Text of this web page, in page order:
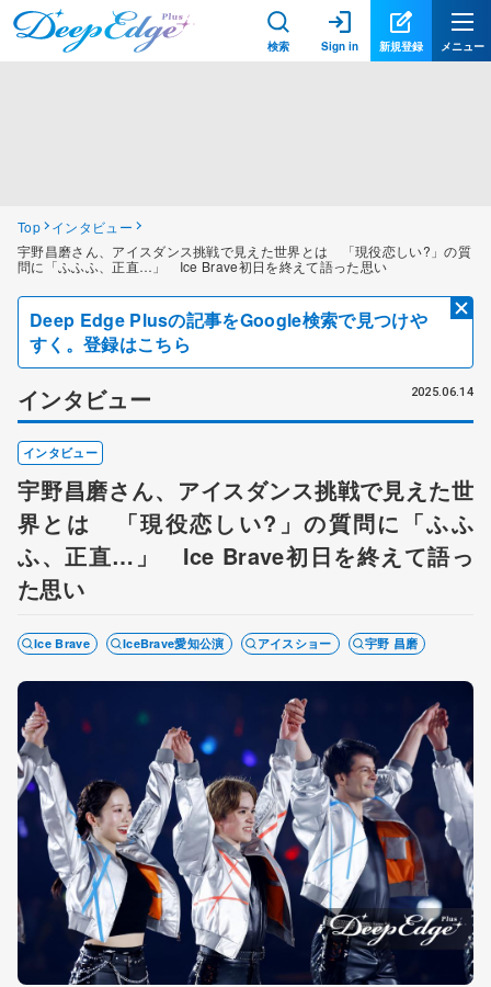
検索 Sign in 新規登録 メニュー
Top
インタビュー
宇野昌磨さん、アイスダンス挑戦で見えた世界とは 「現役恋しい?」の質
問に「ふふふ、正直…」 Ice Brave初日を終えて語った思い
Deep Edge Plusの記事をGoogle検索で見つけや
すく。登録はこちら
インタビュー 2025.06.14
インタビュー
宇野昌磨さん、アイスダンス挑戦で見えた世
界とは 「現役恋しい?」の質問に「ふふ
ふ、正直…」 Ice Brave初日を終えて語っ
た思い
Ice Brave IceBrave愛知公演 アイスショー 宇野 昌磨